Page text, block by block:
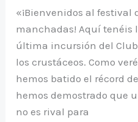
«¡Bienvenidos al festival
manchadas! Aquí tenéis
última incursión del
los crustáceos. Como
hemos batido el récord
hemos demostrado que
no es rival para